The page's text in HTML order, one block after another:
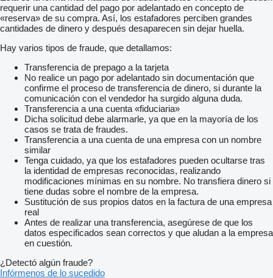
requerir una cantidad del pago por adelantado en concepto de
«reserva» de su compra. Así, los estafadores perciben grandes
cantidades de dinero y después desaparecen sin dejar huella.
Hay varios tipos de fraude, que detallamos:
Transferencia de prepago a la tarjeta
No realice un pago por adelantado sin documentación que
confirme el proceso de transferencia de dinero, si durante la
comunicación con el vendedor ha surgido alguna duda.
Transferencia a una cuenta «fiduciaria»
Dicha solicitud debe alarmarle, ya que en la mayoría de los
casos se trata de fraudes.
Transferencia a una cuenta de una empresa con un nombre
similar
Tenga cuidado, ya que los estafadores pueden ocultarse tras
la identidad de empresas reconocidas, realizando
modificaciones mínimas en su nombre. No transfiera dinero si
tiene dudas sobre el nombre de la empresa.
Sustitución de sus propios datos en la factura de una empresa
real
Antes de realizar una transferencia, asegúrese de que los
datos especificados sean correctos y que aludan a la empresa
en cuestión.
¿Detectó algún fraude?
Infórmenos de lo sucedido